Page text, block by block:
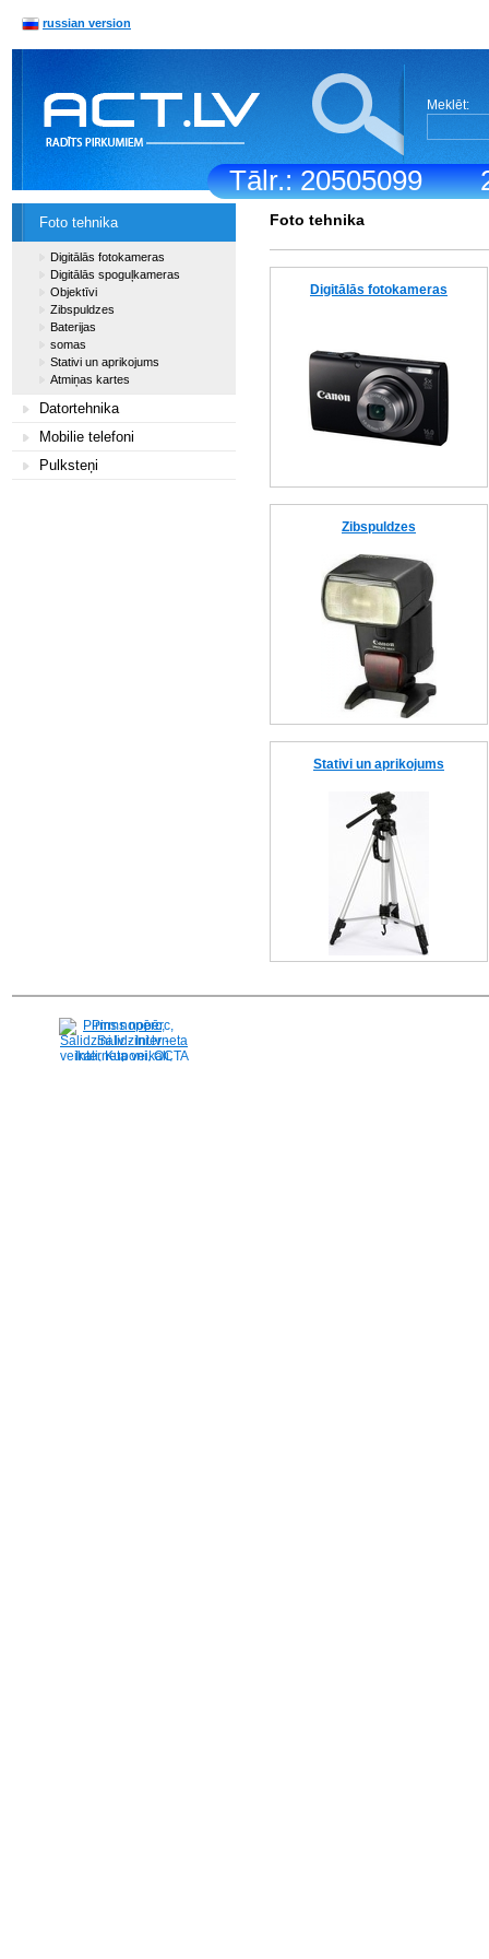
Tālr.: 20505099
russian version
Meklēt:
Foto tehnika
Digitālās fotokameras
Digitālās spoguļkameras
Objektīvi
Zibspuldzes
Baterijas
somas
Stativi un aprikojums
Atmiņas kartes
Datortehnika
Mobilie telefoni
Pulksteņi
Foto tehnika
Digitālās fotokameras
Zibspuldzes
Stativi un aprikojums
Pirms nopērc,
Salidzini.lv - Interneta
veikali, Kuponi, OCTA